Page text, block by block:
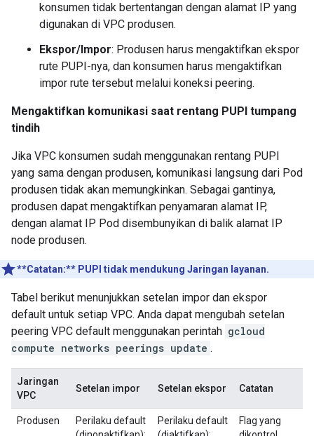
konsumen tidak bertentangan dengan alamat IP yang
digunakan di VPC produsen.
Ekspor/Impor: Produsen harus mengaktifkan ekspor
rute PUPI-nya, dan konsumen harus mengaktifkan
impor rute tersebut melalui koneksi peering.
Mengaktifkan komunikasi saat rentang PUPI tumpang
tindih
Jika VPC konsumen sudah menggunakan rentang PUPI
yang sama dengan produsen, komunikasi langsung dari Pod
produsen tidak akan memungkinkan. Sebagai gantinya,
produsen dapat mengaktifkan penyamaran alamat IP,
dengan alamat IP Pod disembunyikan di balik alamat IP
node produsen.
**Catatan:** PUPI tidak mendukung Jaringan layanan.
Tabel berikut menunjukkan setelan impor dan ekspor
default untuk setiap VPC. Anda dapat mengubah setelan
peering VPC default menggunakan perintah gcloud
compute networks peerings update .
Jaringan
VPC
Setelan impor Setelan ekspor Catatan
Produsen
Perilaku default
Perilaku default
Flag yang